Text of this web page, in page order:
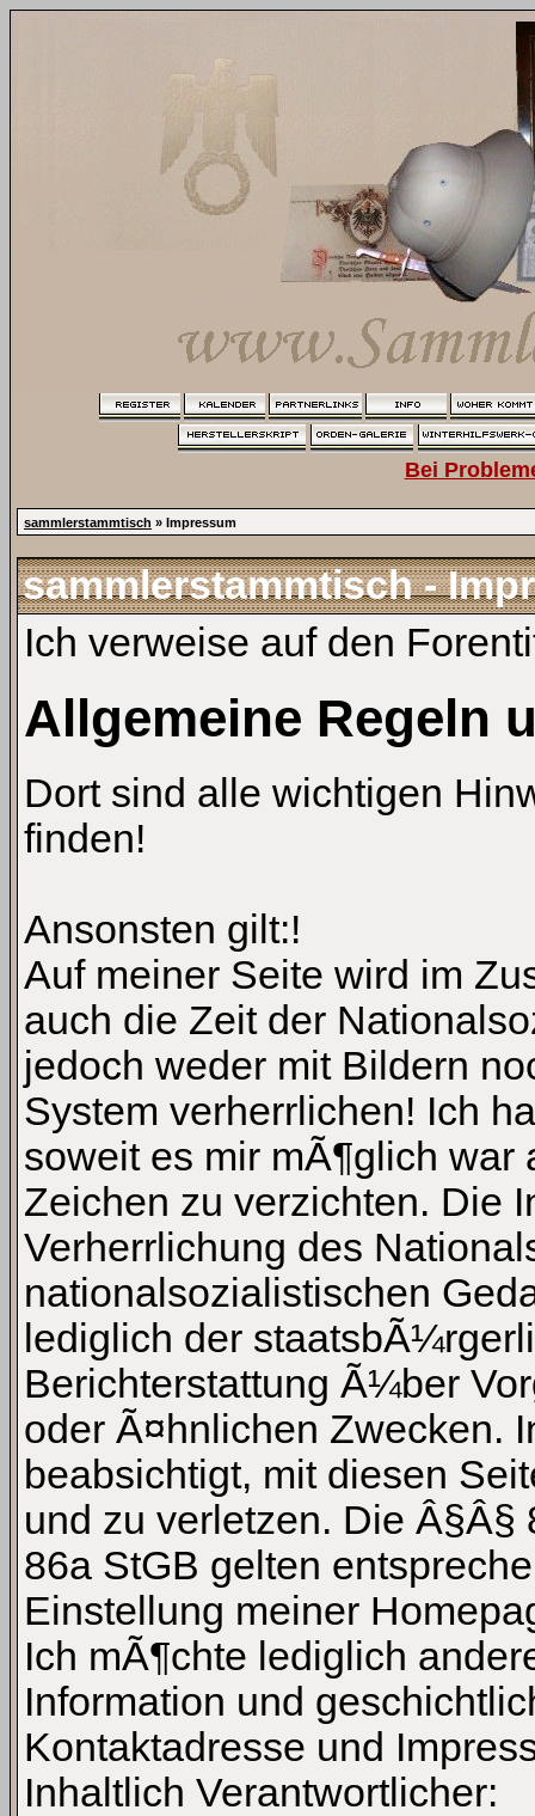
Bei
sammlerstammtisch » Impressum
sammlerstammtisch -
Ich verweise auf den
Allgemeine Regeln
Dort sind alle wichtigen
finden!
Ansonsten gilt:!
Auf meiner Seite wird im
auch die Zeit der
jedoch weder mit Bildern
System verherrlichen! Ich
soweit es mir mÃ¶glich war
Zeichen zu verzichten. Die
Verherrlichung des
nationalsozialistischen
lediglich der
Berichterstattung Ã¼ber
oder Ã¤hnlichen Zwecken.
beabsichtigt, mit diesen
und zu verletzen. Die Â§Â§
86a StGB gelten
Einstellung meiner
Ich mÃ¶chte lediglich
Information und
Kontaktadresse und
Inhaltlich Verantwortlicher: